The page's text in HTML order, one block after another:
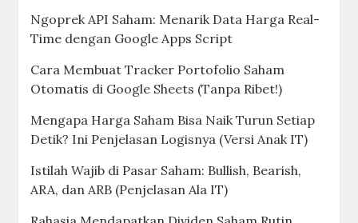
Ngoprek API Saham: Menarik Data Harga Real-
Time dengan Google Apps Script
Cara Membuat Tracker Portofolio Saham
Otomatis di Google Sheets (Tanpa Ribet!)
Mengapa Harga Saham Bisa Naik Turun Setiap
Detik? Ini Penjelasan Logisnya (Versi Anak IT)
Istilah Wajib di Pasar Saham: Bullish, Bearish,
ARA, dan ARB (Penjelasan Ala IT)